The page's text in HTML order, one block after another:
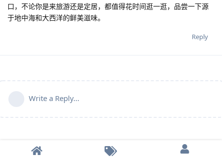
口，不论你是来旅游还是定居，都值得花时间逛一逛，品尝一下源
于地中海和大西洋的鲜美滋味。
Reply
Write a Reply...